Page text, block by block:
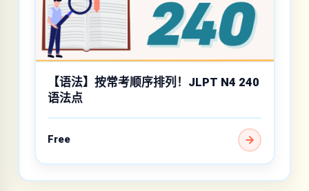
【语法】按常考顺序排列！JLPT N4 240
语法点
Free